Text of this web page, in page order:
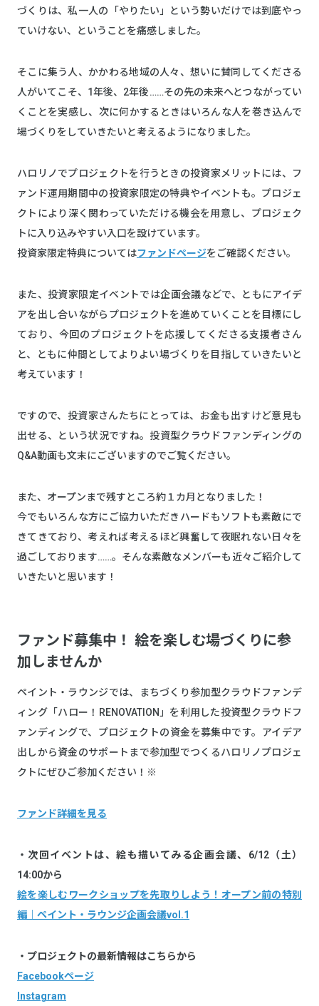
づくりは、私一人の「やりたい」という勢いだけでは到底やっ
ていけない、ということを痛感しました。
そこに集う人、かかわる地域の人々、想いに賛同してくださる
人がいてこそ、1年後、2年後……その先の未来へとつながってい
くことを実感し、次に何かするときはいろんな人を巻き込んで
場づくりをしていきたいと考えるようになりました。
ハロリノでプロジェクトを行うときの投資家メリットには、フ
ァンド運用期間中の投資家限定の特典やイベントも。プロジェ
クトにより深く関わっていただける機会を用意し、プロジェク
トに入り込みやすい入口を設けています。
投資家限定特典についてはファンドページをご確認ください。
また、投資家限定イベントでは企画会議などで、ともにアイデ
アを出し合いながらプロジェクトを進めていくことを目標にし
ており、今回のプロジェクトを応援してくださる支援者さん
と、ともに仲間としてよりよい場づくりを目指していきたいと
考えています！
ですので、投資家さんたちにとっては、お金も出すけど意見も
出せる、という状況ですね。投資型クラウドファンディングの
Q&A動画も文末にございますのでご覧ください。
また、オープンまで残すところ約１カ月となりました！
今でもいろんな方にご協力いただきハードもソフトも素敵にで
きてきており、考えれば考えるほど興奮して夜眠れない日々を
過ごしております……。そんな素敵なメンバーも近々ご紹介して
いきたいと思います！
ファンド募集中！ 絵を楽しむ場づくりに参
加しませんか
ペイント・ラウンジでは、まちづくり参加型クラウドファンデ
ィング「ハロー！RENOVATION」を利用した投資型クラウドフ
ァンディングで、プロジェクトの資金を募集中です。アイデア
出しから資金のサポートまで参加型でつくるハロリノプロジェ
クトにぜひご参加ください！※
ファンド詳細を見る
・次回イベントは、絵も描いてみる企画会議、6/12（土）
14:00から
絵を楽しむワークショップを先取りしよう！オープン前の特別
編｜ペイント・ラウンジ企画会議vol.1
・プロジェクトの最新情報はこちらから
Facebookページ
Instagram